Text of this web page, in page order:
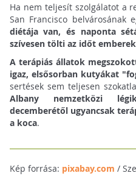
Ha nem teljesít szolgálatot a
San Francisco belvárosának
diétája van, és naponta
szívesen tölti az időt
A terápiás állatok
igaz, elsősorban kutyákat
sertések sem teljesen
Albany nemzetközi
decemberétől ugyancsak
a koca.
Kép forrása: pixabay.com /